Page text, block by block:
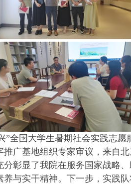
”全国大学生暑期社会实践志愿
广基地组织专家审议，来自
彰显了我院在服务国家战略
与实干精神。下一步，实践